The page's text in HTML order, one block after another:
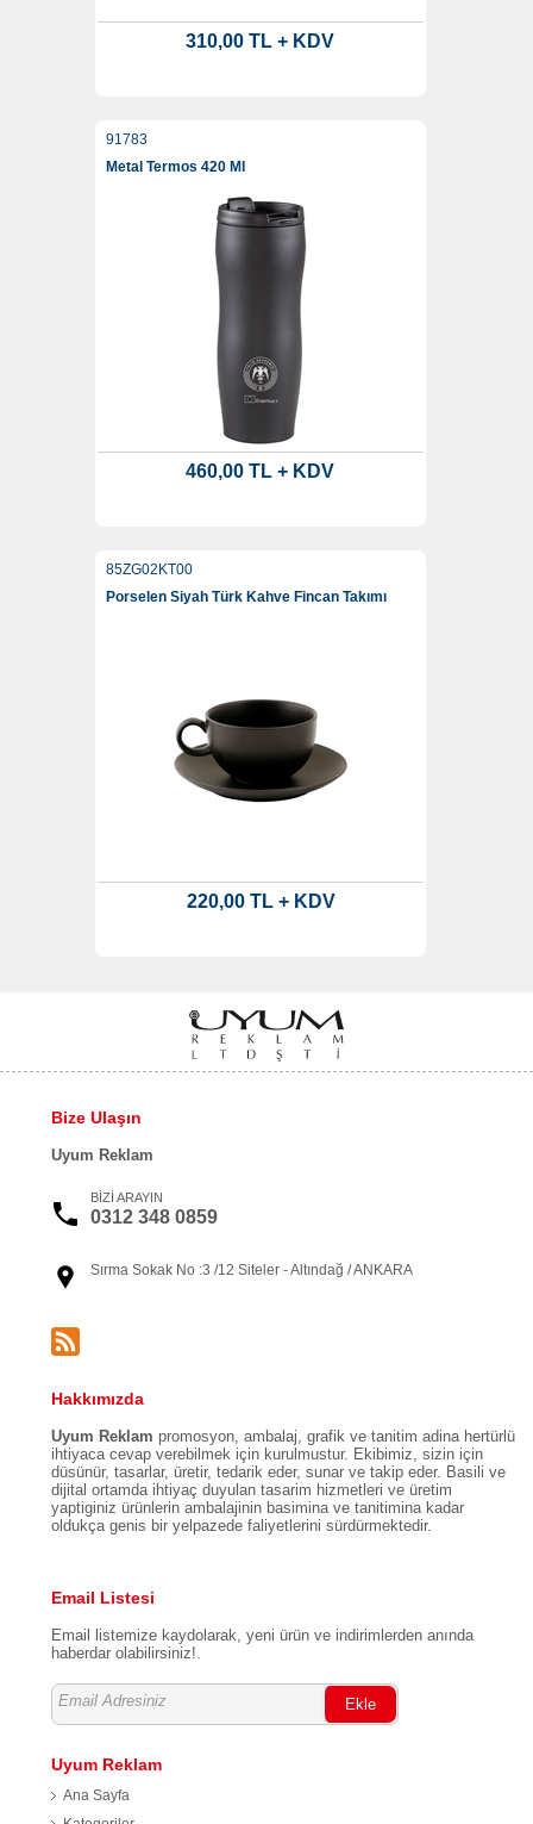
310,00 TL + KDV
91783
Metal Termos 420 Ml
460,00 TL + KDV
85ZG02KT00
Porselen Siyah Türk Kahve Fincan Takımı
220,00 TL + KDV
Bize Ulaşın
Uyum Reklam
BİZİ ARAYIN
0312 348 0859
Sırma Sokak No :3 /12 Siteler - Altındağ / ANKARA
Hakkımızda
Uyum Reklam promosyon, ambalaj, grafik ve tanitim adina hertürlü
ihtiyaca cevap verebilmek için kurulmustur. Ekibimiz, sizin için
düsünür, tasarlar, üretir, tedarik eder, sunar ve takip eder. Basili ve
dijital ortamda ihtiyaç duyulan tasarim hizmetleri ve üretim
yaptiginiz ürünlerin ambalajinin basimina ve tanitimina kadar
oldukça genis bir yelpazede faliyetlerini sürdürmektedir.
Email Listesi
Email listemize kaydolarak, yeni ürün ve indirimlerden anında
haberdar olabilirsiniz!.
Ekle
Uyum Reklam
Ana Sayfa